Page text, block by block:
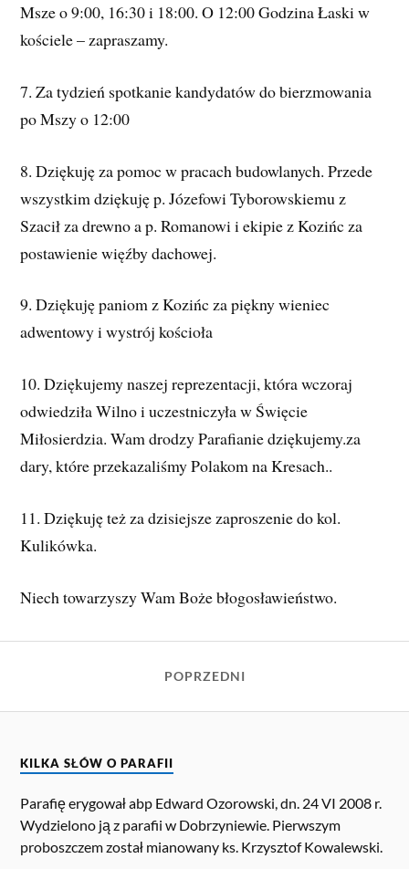
Msze o 9:00, 16:30 i 18:00. O 12:00 Godzina Łaski w
kościele – zapraszamy.
7. Za tydzień spotkanie kandydatów do bierzmowania
po Mszy o 12:00
8. Dziękuję za pomoc w pracach budowlanych. Przede
wszystkim dziękuję p. Józefowi Tyborowskiemu z
Szacił za drewno a p. Romanowi i ekipie z Kozińc za
postawienie więźby dachowej.
9. Dziękuję paniom z Kozińc za piękny wieniec
adwentowy i wystrój kościoła
10. Dziękujemy naszej reprezentacji, która wczoraj
odwiedziła Wilno i uczestniczyła w Święcie
Miłosierdzia. Wam drodzy Parafianie dziękujemy.za
dary, które przekazaliśmy Polakom na Kresach..
11. Dziękuję też za dzisiejsze zaproszenie do kol.
Kulikówka.
Niech towarzyszy Wam Boże błogosławieństwo.
POPRZEDNI
KILKA SŁÓW O PARAFII
Parafię erygował abp Edward Ozorowski, dn. 24 VI 2008 r.
Wydzielono ją z parafii w Dobrzyniewie. Pierwszym
proboszczem został mianowany ks. Krzysztof Kowalewski.